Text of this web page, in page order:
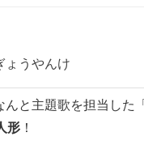
ょうやんけ
と主題歌を担当した「
形 ！